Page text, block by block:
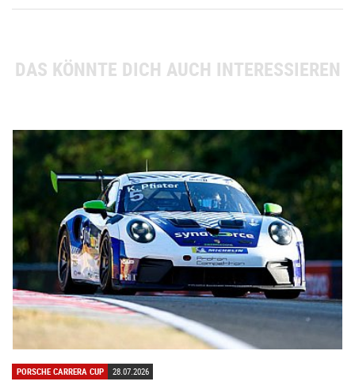
DAS KÖNNTE DICH AUCH INTERESSIEREN
PORSCHE CARRERA CUP 28.07.2026